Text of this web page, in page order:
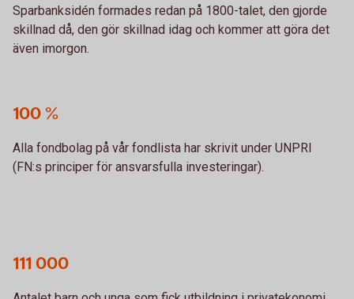
Sparbanksidén formades redan på 1800-talet, den gjorde
skillnad då, den gör skillnad idag och kommer att göra det
även imorgon.
100 %
Alla fondbolag på vår fondlista har skrivit under UNPRI
(FN:s principer för ansvarsfulla investeringar).
111 000